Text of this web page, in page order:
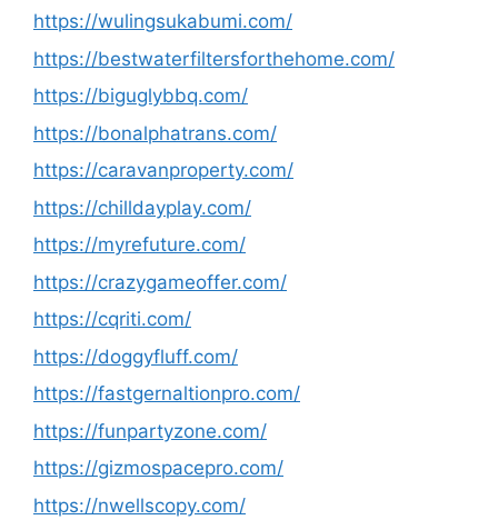
https://wulingsukabumi.com/
https://bestwaterfiltersforthehome.com/
https://biguglybbq.com/
https://bonalphatrans.com/
https://caravanproperty.com/
https://chilldayplay.com/
https://myrefuture.com/
https://crazygameoffer.com/
https://cqriti.com/
https://doggyfluff.com/
https://fastgernaltionpro.com/
https://funpartyzone.com/
https://gizmospacepro.com/
https://nwellscopy.com/